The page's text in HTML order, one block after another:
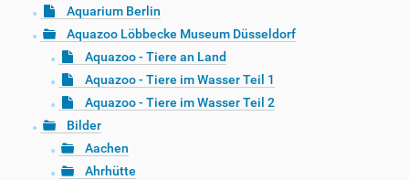
Aquarium Berlin
Aquazoo Löbbecke Museum Düsseldorf
Aquazoo - Tiere an Land
Aquazoo - Tiere im Wasser Teil 1
Aquazoo - Tiere im Wasser Teil 2
Bilder
Aachen
Ahrhütte